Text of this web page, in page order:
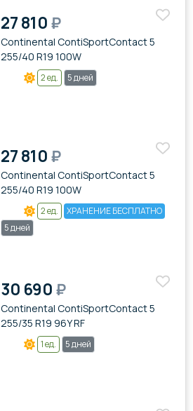
27 810₽
Continental ContiSportContact 5
255/40 R19 100W
2 ед. 5 дней
27 810₽
Continental ContiSportContact 5
255/40 R19 100W
2 ед.
ХРАНЕНИЕ БЕСПЛАТНО
5 дней
30 690₽
Continental ContiSportContact 5
255/35 R19 96Y RF
1 ед. 5 дней